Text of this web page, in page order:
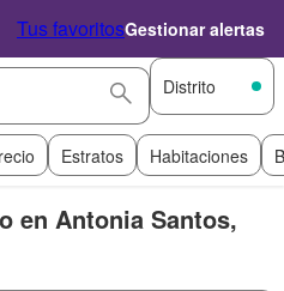
Tus favoritosGestionar alertas
Distrito
Estratos Habitaciones
en Antonia Santos,